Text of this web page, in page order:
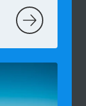
MEER OVER